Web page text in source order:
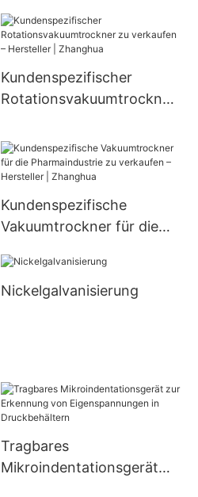
pharmazeutische
Industrie, horizontale und
statische Kristallisatoren
Kundenspezifischer
Rotationsvakuumtrockner
Zhanghua
Kundenspezifische
Vakuumtrockner für die
verkaufen – Hersteller |
Zhanghua
Nickelgalvanisierung
Tragbares
Mikroindentationsgerät